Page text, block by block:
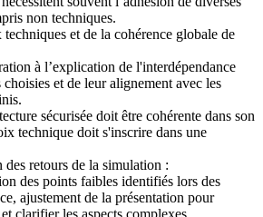
non techniques.
et de la cohérence globale de
à l’explication de l'interdépendance
et de leur alignement avec les
sécurisée doit être cohérente dans son
technique doit s'inscrire dans une
retours de la simulation :
des points faibles identifiés lors des
ajustement de la présentation pour